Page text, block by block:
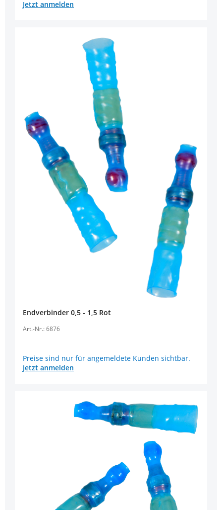
Jetzt anmelden
Endverbinder 0,5 - 1,5 Rot
Art.-Nr.: 6876
Preise sind nur für angemeldete Kunden sichtbar.
Jetzt anmelden